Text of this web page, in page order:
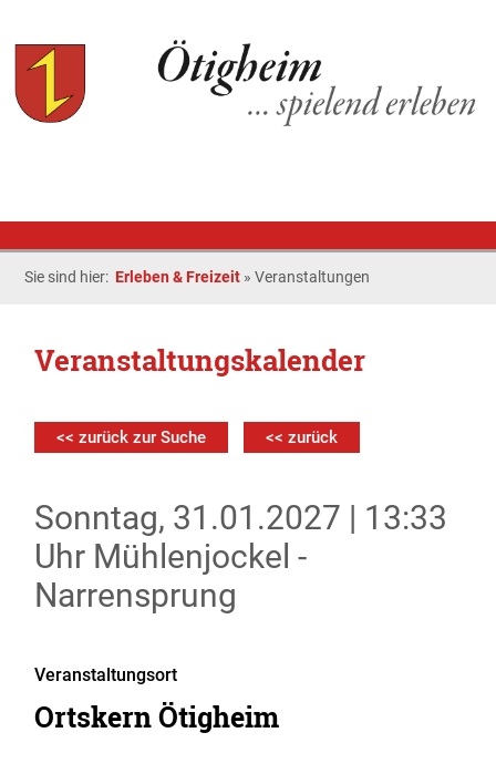
Sie sind hier: Erleben & Freizeit »Veranstaltungen
Veranstaltungskalender
<< zurück zur Suche << zurück
Sonntag, 31.01.2027 | 13:33
Uhr Mühlenjockel -
Narrensprung
Veranstaltungsort
Ortskern Ötigheim